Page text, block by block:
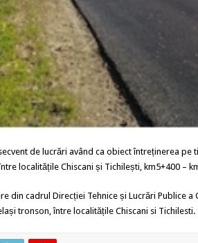
de lucrări având ca obiect întreținerea
localitățile Chiscani și Tichilești, km5+400 –
din cadrul Direcției Tehnice și Lucrări Publice
tronson, între localitățile Chiscani si Tichilesti.